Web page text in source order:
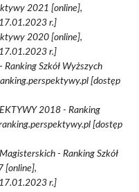
2021 [online],
r.]
2020 [online],
r.]
Szkół Wyższych
[dostęp
2018 - Ranking
[dostęp
- Ranking Szkół
[online],
r.]